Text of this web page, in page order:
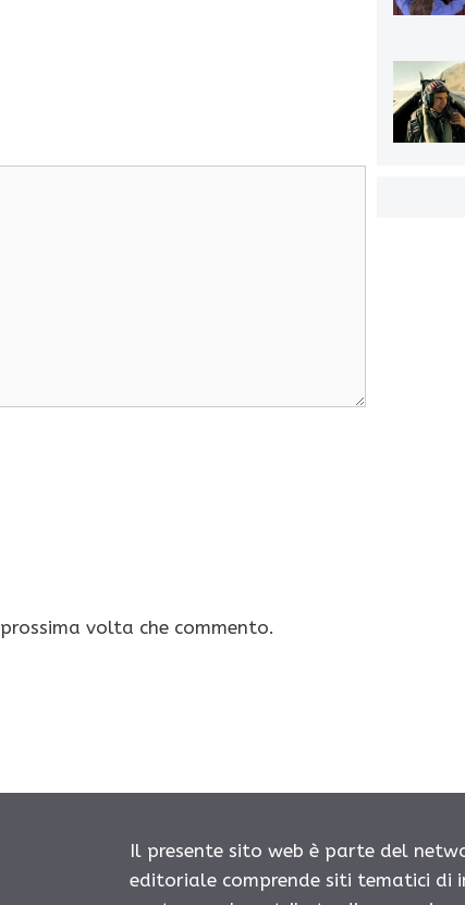
volta che commento.
Il presente sito web è parte del
editoriale comprende siti tematici di